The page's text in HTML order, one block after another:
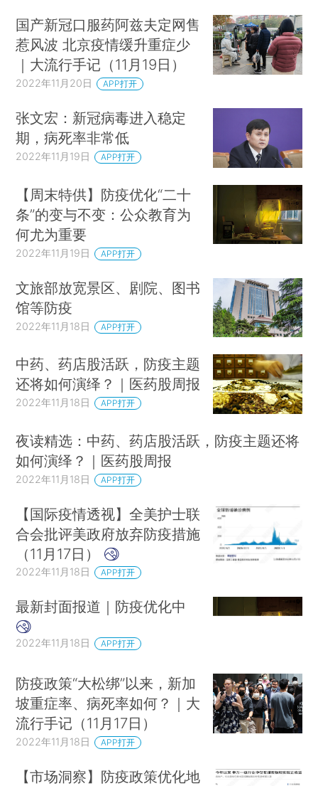
国产新冠口服药阿兹夫定网售
惹风波 北京疫情缓升重症少
｜大流行手记（11月19日）
2022年11月20日 APP打开
张文宏：新冠病毒进入稳定
期，病死率非常低
2022年11月19日 APP打开
【周末特供】防疫优化“二十
条”的变与不变：公众教育为
何尤为重要
2022年11月19日 APP打开
文旅部放宽景区、剧院、图书
馆等防疫
2022年11月18日 APP打开
中药、药店股活跃，防疫主题
还将如何演绎？｜医药股周报
2022年11月18日 APP打开
夜读精选：中药、药店股活跃，防疫主题还将
如何演绎？｜医药股周报
2022年11月18日 APP打开
【国际疫情透视】全美护士联
合会批评美政府放弃防疫措施
（11月17日）
2022年11月18日 APP打开
最新封面报道｜防疫优化中
2022年11月18日 APP打开
防疫政策“大松绑”以来，新加
坡重症率、病死率如何？｜大
流行手记（11月17日）
2022年11月18日 APP打开
【市场洞察】防疫政策优化地